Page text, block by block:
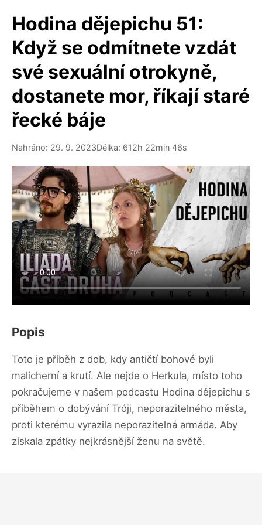
Hodina dějepichu 51:
Když se odmítnete vzdát
své sexuální otrokyně,
dostanete mor, říkají staré
řecké báje
Nahráno: 29. 9. 2023Délka: 612h 22min 46s
Popis
Toto je příběh z dob, kdy antičtí bohové byli
malicherní a krutí. Ale nejde o Herkula, místo toho
pokračujeme v našem podcastu Hodina dějepichu s
příběhem o dobývání Tróji, neporazitelného města,
proti kterému vyrazila neporazitelná armáda. Aby
získala zpátky nejkrásnější ženu na světě.